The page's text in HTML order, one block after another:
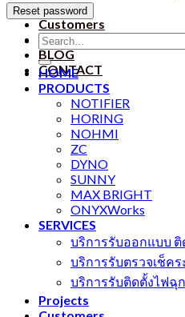
Projects
Customers
ABOUT
BLOG
CONTACT
Reset password
Search
for:
HOME
PRODUCTS
NOTIFIER
HORING
NOHMI
ZC
DYNO
SUNNY
MAX BRIGHT
ONYXWorks
SERVICES
บริการรับออกแบบ ติ
บริการรับตรวจเช็ค
บริการรับติดตั้งไฟฉุ
Projects